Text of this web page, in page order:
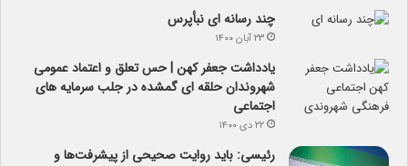
چند رسانه ای نبأپرس
۲۳ آبان ۱۴۰۰
یادداشت جعفر کهن | حس تعلق و اعتماد عمومی
شهروندان حلقه ای گمشده در جلب سرمایه های
اجتماعی
۲۲ دی ۱۴۰۰
رئیسی: باید روایت صحیحی از پیشرفت‌ها و